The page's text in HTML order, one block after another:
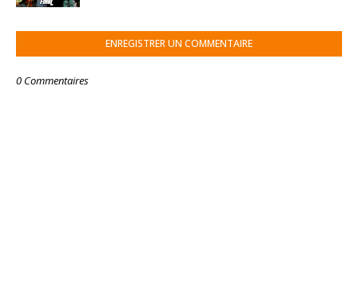
ENREGISTRER UN COMMENTAIRE
0 Commentaires